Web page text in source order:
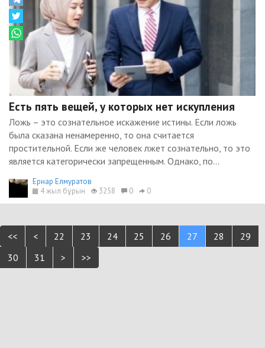
Есть пять вещей, у которых нет искупления
Ложь – это сознательное искажение истины. Если ложь
была сказана ненамеренно, то она считается
простительной. Если же человек лжет сознательно, то это
является категорически запрещенным. Однако, по...
Ернар Елмуратов
4 жыл бұрын
3258 0 0
<< < 22 23 24 25 26 27 28
29
30
31 > >>